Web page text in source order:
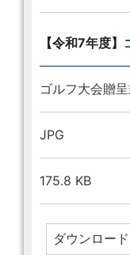
【令和7年度】
ゴルフ大会贈
JPG
175.8 KB